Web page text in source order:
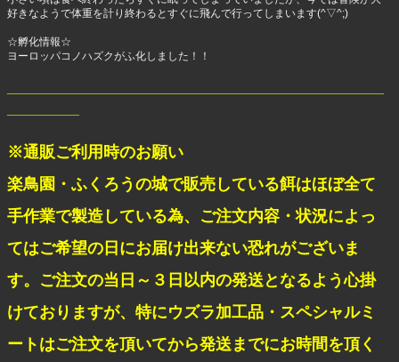
好きなようで体重を計り終わるとすぐに飛んで行ってしまいます(^▽^;)
☆孵化情報☆
ヨーロッパコノハズクがふ化しました！！
※通販ご利用時のお願い
楽鳥園・ふくろうの城で販売している餌はほぼ全て
手作業で製造している為、ご注文内容・状況によっ
てはご希望の日にお届け出来ない恐れがございま
す。ご注文の当日～３日以内の発送となるよう心掛
けておりますが、特にウズラ加工品・スペシャルミ
ートはご注文を頂いてから発送までにお時間を頂く